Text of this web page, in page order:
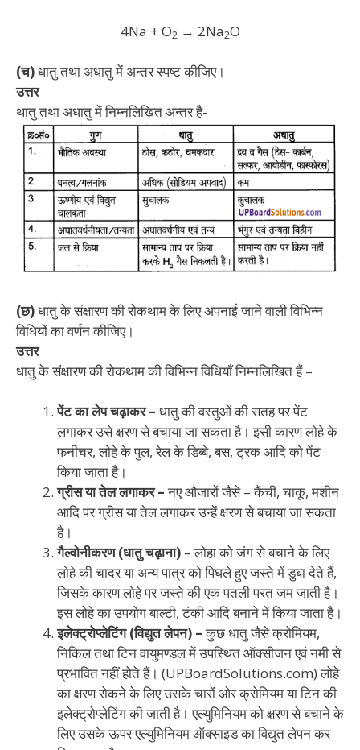
4Na + O2 → 2Na2O
(च)धातु तथा अधातु में अन्तर स्पष्ट कीजिए।
उत्तर
थातु तथा अधातु में निम्नलिखित अन्तर है-
(छ)धातु के संक्षारण की रोकथाम के लिए अपनाई जाने वाली विभिन्न
विधियों का वर्णन कीजिए।
उत्तर
धातु के संक्षारण की रोकथाम की विभिन्न विधियाँ निम्नलिखित हैं –
पेंट का लेप चढ़ाकर – धातु की वस्तुओं की सतह पर पेंट
लगाकर उसे क्षरण से बचाया जा सकता है। इसी कारण लोहे के
फर्नीचर, लोहे के पुल, रेल के डिब्बे, बस, ट्रक आदि को पेंट
किया जाता है।
ग्रीस या तेल लगाकर –नए औजारों जैसे – कैंची, चाकू, मशीन
आदि पर ग्रीस या तेल लगाकर उन्हें क्षरण से बचाया जा सकता
है।
गैल्वोनीकरण (धातु चढ़ाना) – लोहा को जंग से बचाने के लिए
लोहे की चादर या अन्य पात्र को पिघले हुए जस्ते में डुबा देते हैं,
जिसके कारण लोहे पर जस्ते की एक पतली परत जम जाती है।
इस लोहे का उपयोग बाल्टी, टंकी आदि बनाने में किया जाता है।
इलेक्ट्रोप्लेटिंग (विद्युत लेपन) –कुछ धातु जैसे क्रोमियम,
निकिल तथा टिन वायुमण्डल में उपस्थित ऑक्सीजन एवं नमी से
प्रभावित नहीं होते हैं। (UPBoardSolutions.com) लोहे
का क्षरण रोकने के लिए उसके चारों ओर क्रोमियम या टिन की
इलेक्ट्रोप्लेटिंग की जाती है। एल्युमिनियम को क्षरण से बचाने के
लिए उसके ऊपर एल्युमिनियम ऑक्साइड का विद्युत लेपन कर